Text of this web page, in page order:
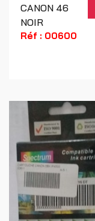
CANON 46
NOIR
Réf : 00600